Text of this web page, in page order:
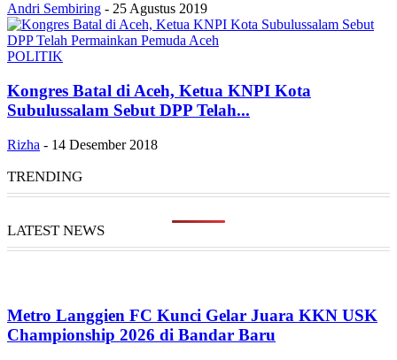
Andri Sembiring - 25 Agustus 2019
POLITIK
Kongres Batal di Aceh, Ketua KNPI Kota
Subulussalam Sebut DPP Telah...
Rizha - 14 Desember 2018
TRENDING
LATEST NEWS
Metro Langgien FC Kunci Gelar Juara KKN USK
Championship 2026 di Bandar Baru